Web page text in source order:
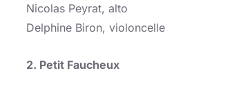
Nicolas Peyrat, alto
Delphine Biron, violoncelle
2. Petit Faucheux